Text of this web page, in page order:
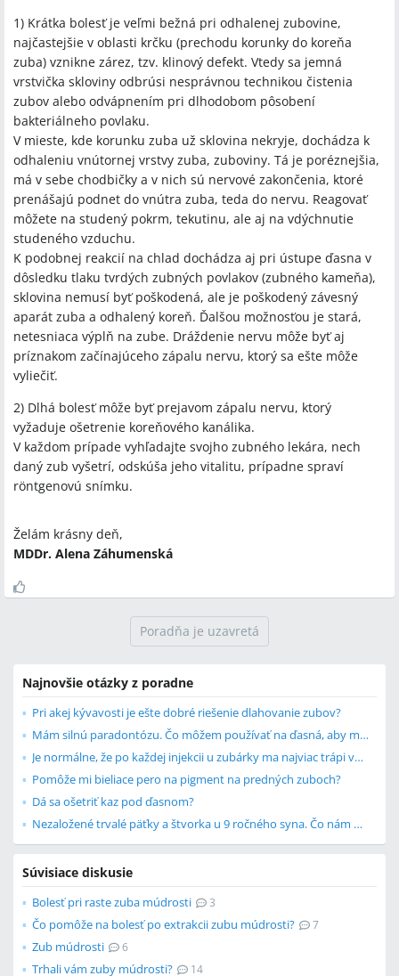
1) Krátka bolesť je veľmi bežná pri odhalenej zubovine,
najčastejšie v oblasti krčku (prechodu korunky do koreňa
zuba) vznikne zárez, tzv. klinový defekt. Vtedy sa jemná
vrstvička skloviny odbrúsi nesprávnou technikou čistenia
zubov alebo odvápnením pri dlhodobom pôsobení
bakteriálneho povlaku.
V mieste, kde korunku zuba už sklovina nekryje, dochádza k
odhaleniu vnútornej vrstvy zuba, zuboviny. Tá je poréznejšia,
má v sebe chodbičky a v nich sú nervové zakončenia, ktoré
prenášajú podnet do vnútra zuba, teda do nervu. Reagovať
môžete na studený pokrm, tekutinu, ale aj na vdýchnutie
studeného vzduchu.
K podobnej reakcií na chlad dochádza aj pri ústupe ďasna v
dôsledku tlaku tvrdých zubných povlakov (zubného kameňa),
sklovina nemusí byť poškodená, ale je poškodený závesný
aparát zuba a odhalený koreň. Ďalšou možnosťou je stará,
netesniaca výplň na zube. Dráždenie nervu môže byť aj
príznakom začínajúceho zápalu nervu, ktorý sa ešte môže
vyliečiť.
2) Dlhá bolesť môže byť prejavom zápalu nervu, ktorý
vyžaduje ošetrenie koreňového kanálika.
V každom prípade vyhľadajte svojho zubného lekára, nech
daný zub vyšetrí, odskúša jeho vitalitu, prípadne spraví
röntgenovú snímku.
Želám krásny deň,
MDDr. Alena Záhumenská
Poradňa je uzavretá
Najnovšie otázky z poradne
Pri akej kývavosti je ešte dobré riešenie dlahovanie zubov?
Mám silnú paradontózu. Čo môžem používať na ďasná, aby ma neboleli?
Je normálne, že po každej injekcii u zubárky ma najviac trápi vpich po injekcii?
Pomôže mi bieliace pero na pigment na predných zuboch?
Dá sa ošetriť kaz pod ďasnom?
Nezaložené trvalé päťky a štvorka u 9 ročného syna. Čo nám odporúčate?
Súvisiace diskusie
Bolesť pri raste zuba múdrosti 3
Čo pomôže na bolesť po extrakcii zubu múdrosti? 7
Zub múdrosti 6
Trhali vám zuby múdrosti? 14